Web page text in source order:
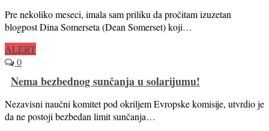
Pre nekoliko meseci, imala sam priliku da pročitam izuzetan
blogpost Dina Somerseta (Dean Somerset) koji…
ALERT
0
Nema bezbednog sunčanja u solarijumu!
Nezavisni naučni komitet pod okriljem Evropske komisije, utvrdio je
da ne postoji bezbedan limit sunčanja…